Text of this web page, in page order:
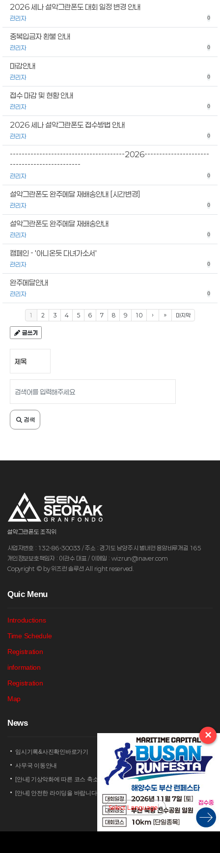
Select Language ▼
2026 세나 설악그란폰도 대회 일정 변경 안내
관리자 0
중복입금자 환불 안내
관리자 0
마감안내
관리자 0
접수 마감 및 현황 안내
관리자 0
2026 세나 설악그란폰도 접수방법 안내
관리자 0
---------------------------------------2026----------------------
------------------------
관리자 0
설악그란폰도 완주메달 재배송안내 [시간변경]
관리자 0
설악그란폰도 완주메달 재배송안내
관리자 0
캠페인 - '아니온듯 다녀가소서'
관리자 0
완주메달안내
관리자 0
1 2 3 4 5 6 7 8 9 10 › » 마지막
글쓰기
검색
설악그란폰도 조직위
사업자번호 : 132-86-30033 / 주소 : 경기도 남양주시 별내면 용암비루개길 165
개인정보보호책임자 : 이관수 대표 / 이메일 : wizrun@naver.com
Copyright © by 위즈런 솔루션 All right reserved.
Quic Menu
Introductions
Time Schedule
Registration
information
Registration
Map
News
임시기록&사진확인바로가기
사무국 이동안내
[안내] 기상악화에 따른 코스 축소 운영 안내
[안내] 안전한 라이딩을 바랍니다
[안내] 상남 부녀회 김밥 단체주문 및 먹거리 부스 운영 안내
2026 세나 설악그란폰도 보험 가입 안내
×